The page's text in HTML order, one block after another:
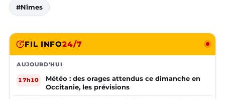
#Nîmes
FIL INFO24/7
AUJOURD'HUI
17h10
Météo : des orages attendus ce dimanche en
Occitanie, les prévisions